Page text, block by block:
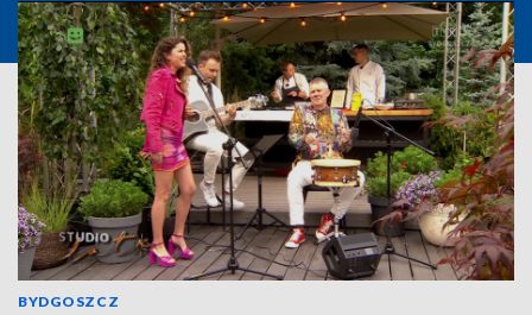
BYDGOSZCZ